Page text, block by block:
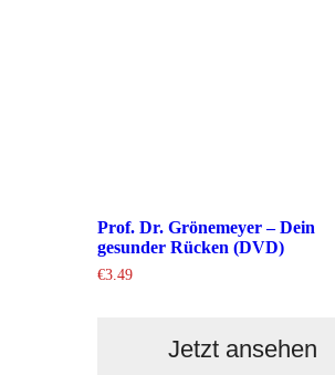
Prof. Dr. Grönemeyer – Dein
gesunder Rücken (DVD)
€3.49
Jetzt ansehen